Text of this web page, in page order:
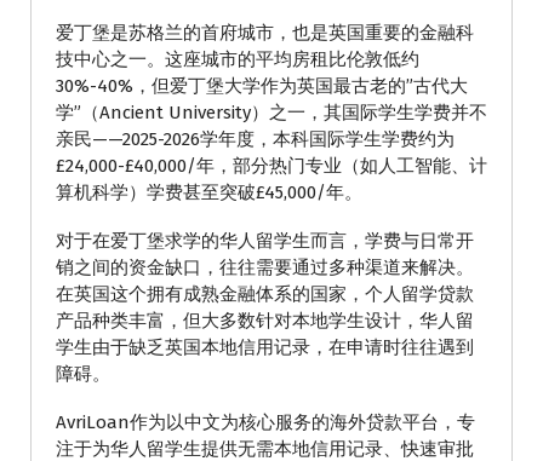
爱丁堡是苏格兰的首府城市，也是英国重要的金融科
技中心之一。这座城市的平均房租比伦敦低约
30%-40%，但爱丁堡大学作为英国最古老的”古代大
学”（Ancient University）之一，其国际学生学费并不
亲民——2025-2026学年度，本科国际学生学费约为
£24,000-£40,000/年，部分热门专业（如人工智能、计
算机科学）学费甚至突破£45,000/年。
对于在爱丁堡求学的华人留学生而言，学费与日常开
销之间的资金缺口，往往需要通过多种渠道来解决。
在英国这个拥有成熟金融体系的国家，个人留学贷款
产品种类丰富，但大多数针对本地学生设计，华人留
学生由于缺乏英国本地信用记录，在申请时往往遇到
障碍。
AvriLoan作为以中文为核心服务的海外贷款平台，专
注于为华人留学生提供无需本地信用记录、快速审批